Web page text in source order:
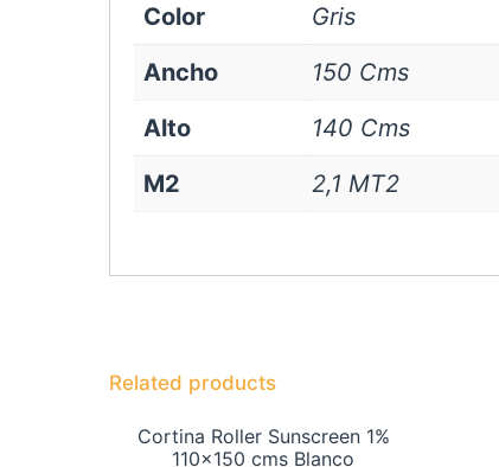
Color
Gris
Ancho
150 Cms
Alto
140 Cms
M2
2,1 MT2
Related products
Cortina Roller Sunscreen 1%
110×150 cms Blanco